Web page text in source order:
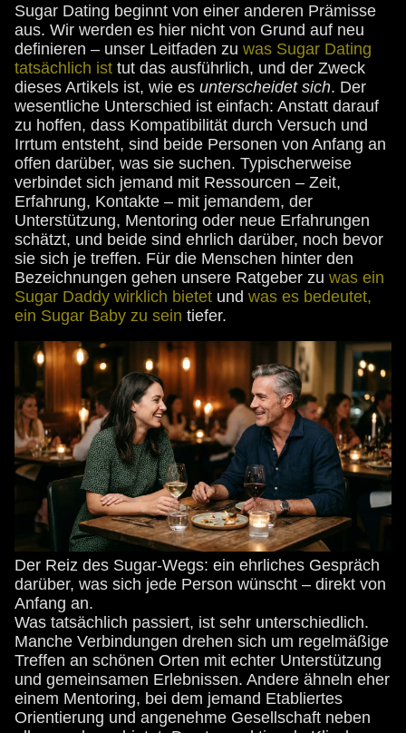
Sugar Dating beginnt von einer anderen Prämisse
aus. Wir werden es hier nicht von Grund auf neu
definieren – unser Leitfaden zu was Sugar Dating
tatsächlich ist tut das ausführlich, und der Zweck
dieses Artikels ist, wie es unterscheidet sich. Der
wesentliche Unterschied ist einfach: Anstatt darauf
zu hoffen, dass Kompatibilität durch Versuch und
Irrtum entsteht, sind beide Personen von Anfang an
offen darüber, was sie suchen. Typischerweise
verbindet sich jemand mit Ressourcen – Zeit,
Erfahrung, Kontakte – mit jemandem, der
Unterstützung, Mentoring oder neue Erfahrungen
schätzt, und beide sind ehrlich darüber, noch bevor
sie sich je treffen. Für die Menschen hinter den
Bezeichnungen gehen unsere Ratgeber zu was ein
Sugar Daddy wirklich bietet und was es bedeutet,
ein Sugar Baby zu sein tiefer.
Der Reiz des Sugar-Wegs: ein ehrliches Gespräch
darüber, was sich jede Person wünscht – direkt von
Anfang an.
Was tatsächlich passiert, ist sehr unterschiedlich.
Manche Verbindungen drehen sich um regelmäßige
Treffen an schönen Orten mit echter Unterstützung
und gemeinsamen Erlebnissen. Andere ähneln eher
einem Mentoring, bei dem jemand Etabliertes
Orientierung und angenehme Gesellschaft neben